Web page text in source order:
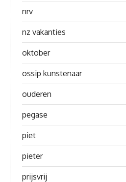
nrv
nz vakanties
oktober
ossip kunstenaar
ouderen
pegase
piet
pieter
prijsvrij